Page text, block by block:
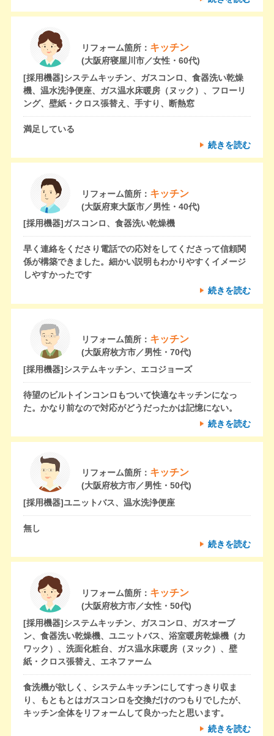
リフォーム箇所： キッチン
(大阪府寝屋川市／女性・60代)
[採用機器]システムキッチン、ガスコンロ、食器洗い乾燥
機、温水洗浄便座、ガス温水床暖房（ヌック）、フローリ
ング、壁紙・クロス張替え、手すり、断熱窓
満足している
続きを読む
リフォーム箇所： キッチン
(大阪府東大阪市／男性・40代)
[採用機器]ガスコンロ、食器洗い乾燥機
早く連絡をくださり電話での応対をしてくださって信頼関
係が構築できました。細かい説明もわかりやすくイメージ
しやすかったです
続きを読む
リフォーム箇所： キッチン
(大阪府枚方市／男性・70代)
[採用機器]システムキッチン、エコジョーズ
待望のビルトインコンロもついて快適なキッチンになっ
た。かなり前なので対応がどうだったかは記憶にない。
続きを読む
リフォーム箇所： キッチン
(大阪府枚方市／男性・50代)
[採用機器]ユニットバス、温水洗浄便座
無し
続きを読む
リフォーム箇所： キッチン
(大阪府枚方市／女性・50代)
[採用機器]システムキッチン、ガスコンロ、ガスオーブ
ン、食器洗い乾燥機、ユニットバス、浴室暖房乾燥機（カ
ワック）、洗面化粧台、ガス温水床暖房（ヌック）、壁
紙・クロス張替え、エネファーム
食洗機が欲しく、システムキッチンにしてすっきり収ま
り、もともとはガスコンロを交換だけのつもりでしたが、
キッチン全体をリフォームして良かったと思います。
続きを読む